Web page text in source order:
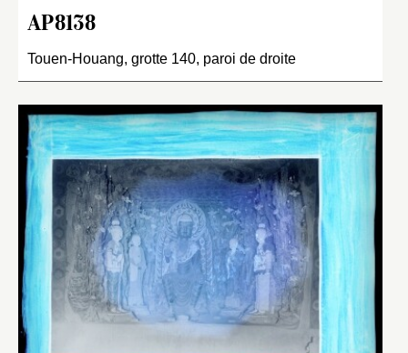
AP8138
Touen-Houang, grotte 140, paroi de droite